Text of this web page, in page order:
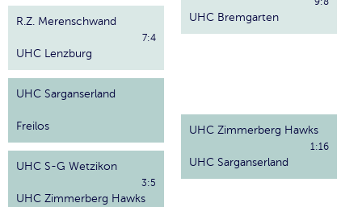
R.Z. Merenschwand
UHC Lenzburg
7:4
UHC Sarganserland
Freilos
UHC S-G Wetzikon
UHC Zimmerberg Hawks
3:5
UHC Bremgarten
UHC Zimmerberg Hawks
UHC Sarganserland
1:16